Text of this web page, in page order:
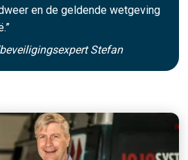
en de geldende wetgeving
Stefan